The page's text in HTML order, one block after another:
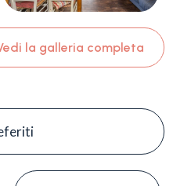
la galleria completa